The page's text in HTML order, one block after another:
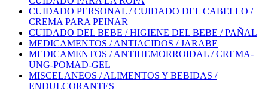
CUIDADO PERSONAL / CUIDADO DEL CABELLO /
CREMA PARA PEINAR
CUIDADO DEL BEBE / HIGIENE DEL BEBE / PAÑAL
MEDICAMENTOS / ANTIACIDOS / JARABE
MEDICAMENTOS / ANTIHEMORROIDAL / CREMA-
UNG-POMAD-GEL
MISCELANEOS / ALIMENTOS Y BEBIDAS /
ENDULCORANTES